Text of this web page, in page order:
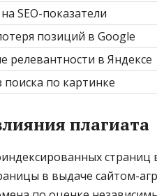
SEO-показатели
позиций в Google
релевантности в Яндексе
поиска по картинке
плагиата
страниц
в выдаче сайтом-